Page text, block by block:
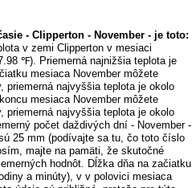
- Clipperton - November - je toto:
v zemi Clipperton v mesiaci
℉). Priemerná najnižšia teplota je
mesiaca November môžete
priemerná najvyššia teplota je okolo
mesiaca November môžete
priemerná najvyššia teplota je okolo
počet daždivých dní - November -
25 mm (podívajte sa tu, čo toto číslo
majte na pamäti, že skutočné
hodnôt. Dĺžka dňa na začiatku
a minúty), v v polovici mesiaca